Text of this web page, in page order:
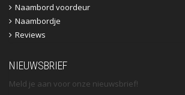
Naambord voordeur
Naambordje
Reviews
NIEUWSBRIEF
Meld je aan voor onze nieuwsbrief!